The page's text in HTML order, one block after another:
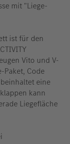
mit "Liege-
ist für den
Vito und V-
Paket, Code
eine
kann
Liegefläche